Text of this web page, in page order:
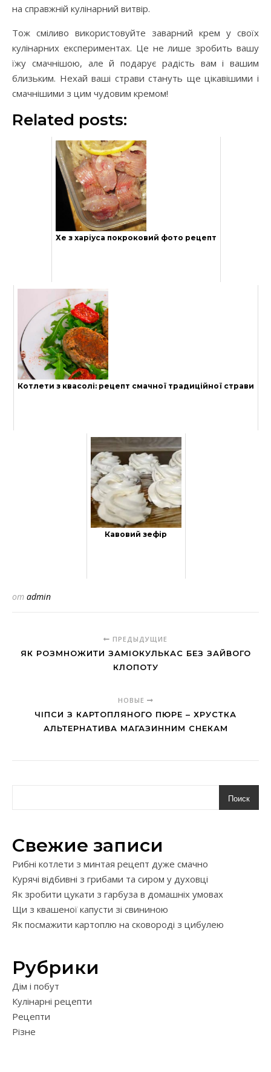
на справжній кулінарний витвір.
Тож сміливо використовуйте заварний крем у своїх
кулінарних експериментах. Це не лише зробить вашу
їжу смачнішою, але й подарує радість вам і вашим
близьким. Нехай ваші страви стануть ще цікавішими і
смачнішими з цим чудовим кремом!
Related posts:
Хе з харіуса покроковий фото рецепт
Котлети з квасолі: рецепт смачної традиційної страви
Кавовий зефір
от admin
ПРЕДЫДУЩИЕ
ЯК РОЗМНОЖИТИ ЗАМІОКУЛЬКАС БЕЗ ЗАЙВОГО
КЛОПОТУ
НОВЫЕ
ЧІПСИ З КАРТОПЛЯНОГО ПЮРЕ – ХРУСТКА
АЛЬТЕРНАТИВА МАГАЗИННИМ СНЕКАМ
Поиск
Свежие записи
Рибні котлети з минтая рецепт дуже смачно
Курячі відбивні з грибами та сиром у духовці
Як зробити цукати з гарбуза в домашніх умовах
Щи з квашеної капусти зі свининою
Як посмажити картоплю на сковороді з цибулею
Рубрики
Дім і побут
Кулінарні рецепти
Рецепти
Різне